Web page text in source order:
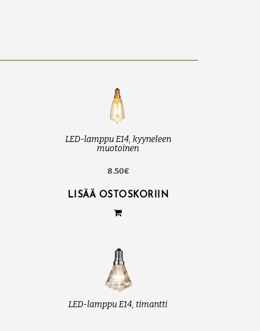
LED-lamppu E14, kyyneleen
muotoinen
8.50€
LISÄÄ OSTOSKORIIN
LED-lamppu E14, timantti